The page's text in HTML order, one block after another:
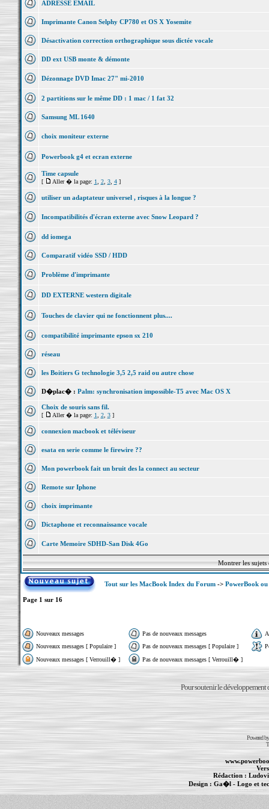
ADRESSE EMAIL
Imprimante Canon Selphy CP780 et OS X Yosemite
Désactivation correction orthographique sous dictée vocale
DD ext USB monte & démonte
Dézonnage DVD Imac 27" mi-2010
2 partitions sur le même DD : 1 mac / 1 fat 32
Samsung ML 1640
choix moniteur externe
Powerbook g4 et ecran externe
Time capsule
[ Aller � la page: 1 2, 3, 4]
utiliser un adaptateur universel , risques à la longue ?
Incompatibilités d'écran externe avec Snow Leopard ?
dd iomega
Comparatif vidéo SSD / HDD
Problème d'imprimante
DD EXTERNE western digitale
Touches de clavier qui ne fonctionnent plus....
compatibilité imprimante epson sx 210
réseau
les Boitiers G technologie 3,5 2,5 raid ou autre chose
D�plac� : Palm: synchronisation impossible-T5 avec Mac OS X
Choix de souris sans fil.
[ Aller � la page: 1 2, 3]
connexion macbook et téléviseur
esata en serie comme le firewire ??
Mon powerbook fait un bruit des la connect au secteur
Remote sur Iphone
choix imprimante
Dictaphone et reconnaissance vocale
Carte Memoire SDHD-San Disk 4Go
Montrer les
Tout sur les MacBook Index du Forum-> PowerBook
Page 1 sur 16
Nouveaux messages Pas de nouveaux messages
Nouveaux messages [ Populaire ]
Pas de nouveaux messages [ Populaire ]
Nouveaux messages [ Verrouill� ]
Pas de nouveaux messages [ Verrouill� ]
Pour soutenir le développement
Powered
Rédaction :
Design :Ga�l - Logo et
PowerBook-MacBook Pro